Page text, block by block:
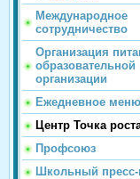
Международное
сотрудничество
Организация
образовательной
организации
Ежедневное меню
Центр Точка
Профсоюз
Школьный пресс-